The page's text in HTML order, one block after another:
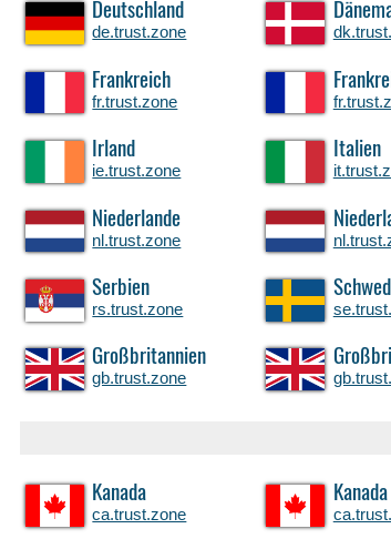
Deutschland
de.trust.zone
Frankreich
fr.trust.zone
Irland
ie.trust.zone
Italien
Niederlande
nl.trust.zone
Serbien
rs.trust.zone
Großbritannien
gb.trust.zone
Kanada
ca.trust.zone
Kanada